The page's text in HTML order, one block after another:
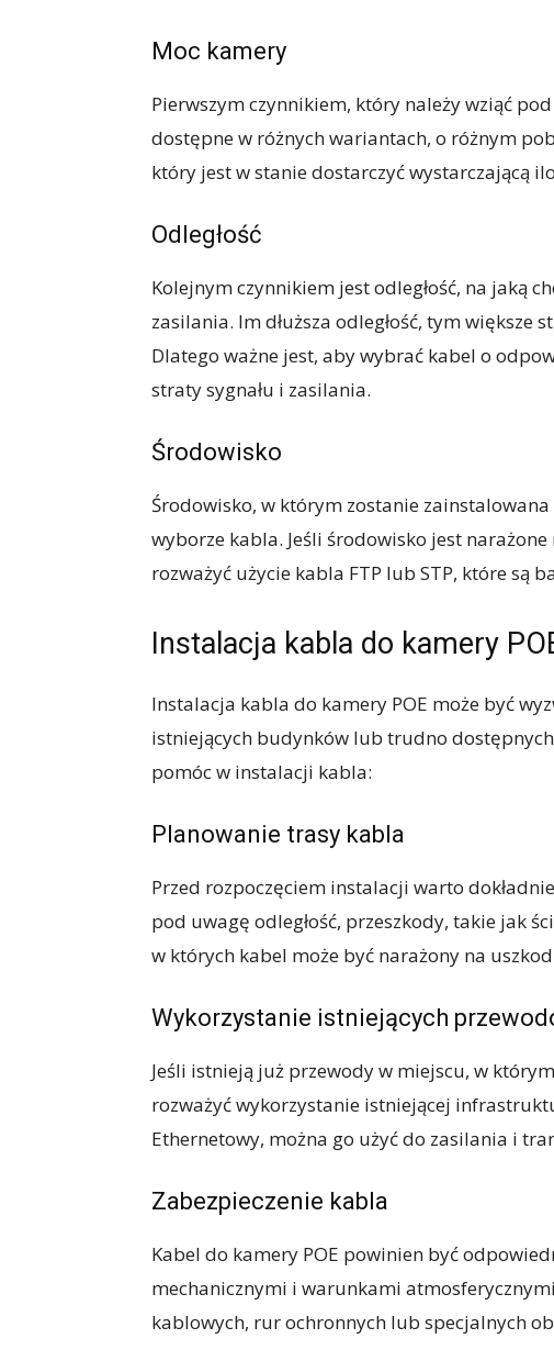
Moc kamery
Pierwszym czynnikiem, który należy wziąć
dostępne w różnych wariantach, o różnym
który jest w stanie dostarczyć wystarczającą
Odległość
Kolejnym czynnikiem jest odległość, na jaką
zasilania. Im dłuższa odległość, tym większe
Dlatego ważne jest, aby wybrać kabel o
straty sygnału i zasilania.
Środowisko
Środowisko, w którym zostanie
wyborze kabla. Jeśli środowisko jest
rozważyć użycie kabla FTP lub STP, które są
Instalacja kabla do kamery
Instalacja kabla do kamery POE może być
istniejących budynków lub trudno
pomóc w instalacji kabla:
Planowanie trasy kabla
Przed rozpoczęciem instalacji warto
pod uwagę odległość, przeszkody, takie jak
w których kabel może być narażony na
Wykorzystanie istniejących
Jeśli istnieją już przewody w miejscu, w
rozważyć wykorzystanie istniejącej
Ethernetowy, można go użyć do zasilania i
Zabezpieczenie kabla
Kabel do kamery POE powinien być
mechanicznymi i warunkami
kablowych, rur ochronnych lub specjalnych